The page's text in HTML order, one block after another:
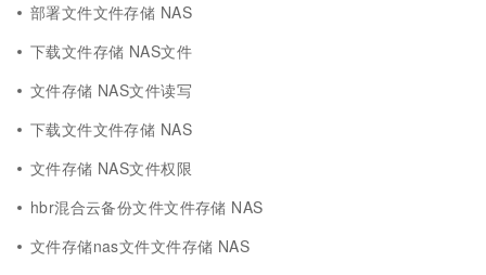
部署文件文件存储 NAS
下载文件存储 NAS文件
文件存储 NAS文件读写
下载文件文件存储 NAS
文件存储 NAS文件权限
hbr混合云备份文件文件存储 NAS
文件存储nas文件文件存储 NAS